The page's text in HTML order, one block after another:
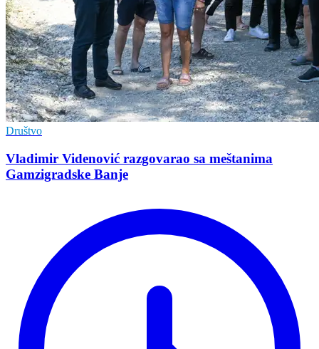
Društvo
Vladimir Vidеnović razgovarao sa mеštanima
Gamzigradskе Banjе